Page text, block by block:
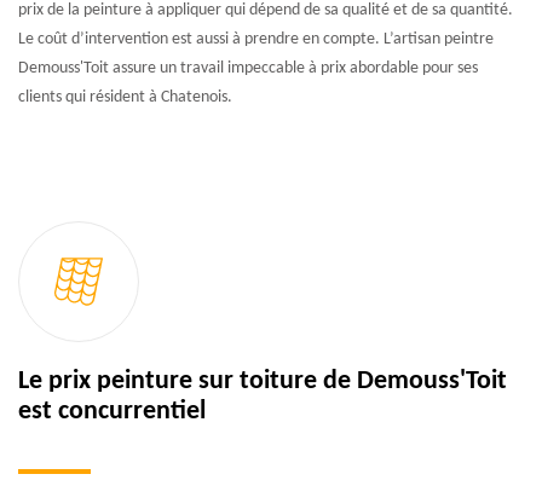
prix de la peinture à appliquer qui dépend de sa qualité et de sa quantité.
Le coût d’intervention est aussi à prendre en compte. L’artisan peintre
Demouss'Toit assure un travail impeccable à prix abordable pour ses
clients qui résident à Chatenois.
Le prix peinture sur toiture de Demouss'Toit
est concurrentiel